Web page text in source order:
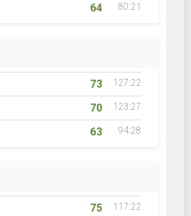
64 80:21
73 127:22
70 123:27
63 94:28
75 117:22